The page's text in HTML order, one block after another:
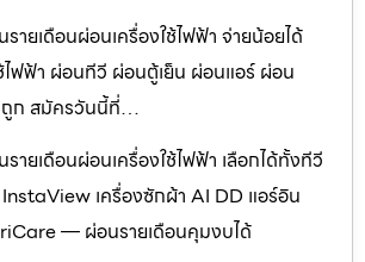
ยเดือนผ่อนเครื่องใช้ไฟฟ้า จ่ายน้อยได้
ไฟฟ้า ผ่อนทีวี ผ่อนตู้เย็น ผ่อนแอร์ ผ่อน
ถูก สมัครวันนี้ที่…
ยเดือนผ่อนเครื่องใช้ไฟฟ้า เลือกได้ทั้งทีวี
เครื่องซักผ้า AI DD แอร์อิน
— ผ่อนรายเดือนคุมงบได้